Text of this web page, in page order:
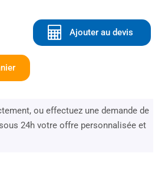
Ajouter au devis
ou effectuez une demande de
24h votre offre personnalisée et